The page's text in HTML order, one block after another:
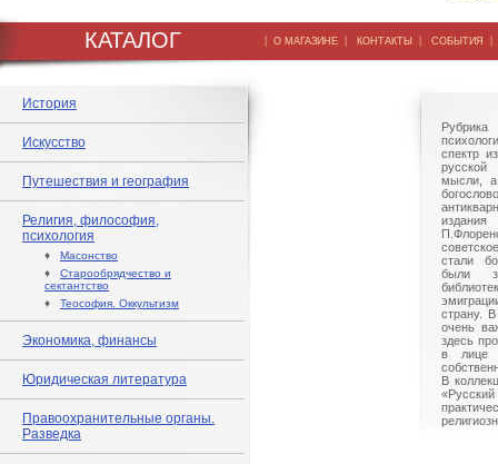
КАТАЛОГ | О МАГАЗИНЕ | КОНТАКТЫ | СОБЫТИЯ
История
Искусство
Путешествия и география
Религия, философия,
психология
♦ Масонство
♦ Старообрядчество и
сектантство
♦ Теософия. Оккультизм
Экономика, финансы
Юридическая литература
Правоохранительные органы.
Разведка
спектр
русской
мысли, а
издания
стали
были
страну.
очень
здесь
в лице
В